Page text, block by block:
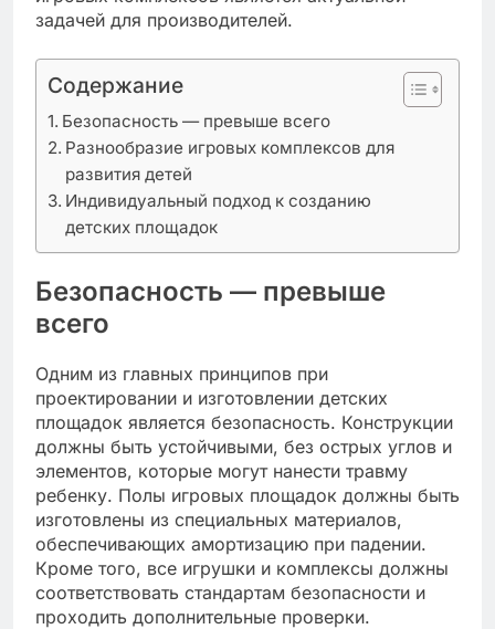
задачей для производителей.
Содержание
Безопасность — превыше всего
Разнообразие игровых комплексов для
развития детей
Индивидуальный подход к созданию
детских площадок
Безопасность — превыше
всего
Одним из главных принципов при
проектировании и изготовлении детских
площадок является безопасность. Конструкции
должны быть устойчивыми, без острых углов и
элементов, которые могут нанести травму
ребенку. Полы игровых площадок должны быть
изготовлены из специальных материалов,
обеспечивающих амортизацию при падении.
Кроме того, все игрушки и комплексы должны
соответствовать стандартам безопасности и
проходить дополнительные проверки.